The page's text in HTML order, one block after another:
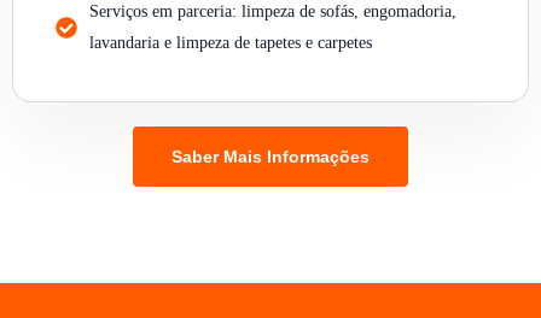
Serviços em parceria: limpeza de sofás, engomadoria,
lavandaria e limpeza de tapetes e carpetes
Saber Mais Informações